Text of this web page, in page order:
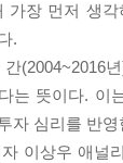
교육 환경이
만 앞에서 살
수 없다. 부동
에 국한되어
가장 먼저 생각
.
간(2004~2016
는 뜻이다. 이
자 심리를 반
이상우 애널